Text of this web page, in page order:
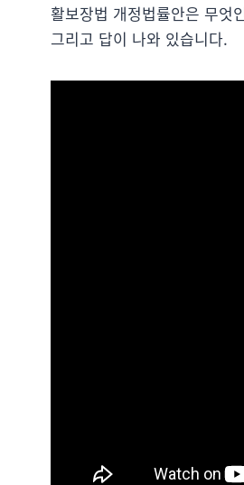
활보장법 개정법률안은 무엇
그리고 답이 나와 있습니다.